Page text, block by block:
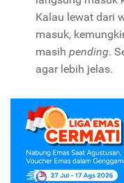
Kalau lewat dari
masuk,
masih pending.
agar lebih jelas.